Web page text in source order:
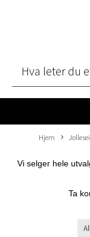
Hjem
Vi selger hele
Ta